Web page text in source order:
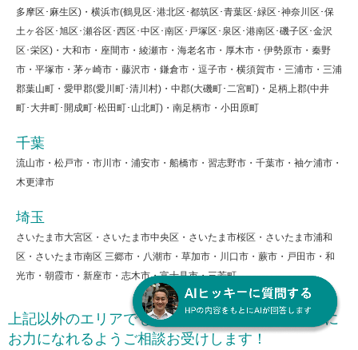
多摩区･麻生区)・横浜市(鶴見区･港北区･都筑区･青葉区･緑区･神奈川区･保
土ヶ谷区･旭区･瀬谷区･西区･中区･南区･戸塚区･泉区･港南区･磯子区･金沢
区･栄区)・大和市・座間市・綾瀬市・海老名市・厚木市・伊勢原市・秦野
市・平塚市・茅ヶ崎市・藤沢市・鎌倉市・逗子市・横須賀市・三浦市・三浦
郡葉山町・愛甲郡(愛川町･清川村)・中郡(大磯町･二宮町)・足柄上郡(中井
町･大井町･開成町･松田町･山北町)・南足柄市・小田原町
千葉
流山市・松戸市・市川市・浦安市・船橋市・習志野市・千葉市・袖ケ浦市・
木更津市
埼玉
さいたま市大宮区・さいたま市中央区・さいたま市桜区・さいたま市浦和
区・さいたま市南区 三郷市・八潮市・草加市・川口市・蕨市・戸田市・和
光市・朝霞市・新座市・志木市・富士見市・三芳町
上記以外のエリアでもお客様の屋根のお困りごとに
お力になれるようご相談お受けします！